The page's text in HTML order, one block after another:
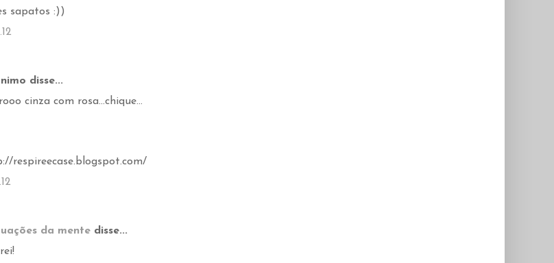
sapatos :))
disse...
cinza com rosa...chique...
respireecase.blogspot.com/
da mente disse...